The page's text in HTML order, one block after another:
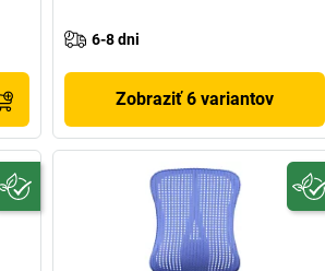
6-8 dni
Zobraziť 6 variantov